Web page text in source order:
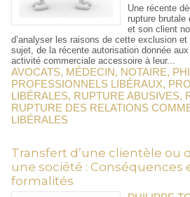
Une récente
rupture
et son client
d’analyser les raisons de cette exclusion
sujet, de la récente autorisation donnée
activité commerciale accessoire à leur...
AVOCATS, MÉDECIN, NOTAIRE,
PROFESSIONNELS LIBÉRAUX,
LIBÉRALES, RUPTURE ABUSIVES,
RUPTURE DES RELATIONS
LIBÉRALES
Transfert d’une clientèle ou
une société : Conséquences
formalités